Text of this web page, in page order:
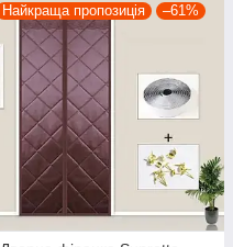
Найкраща пропозиція –61%